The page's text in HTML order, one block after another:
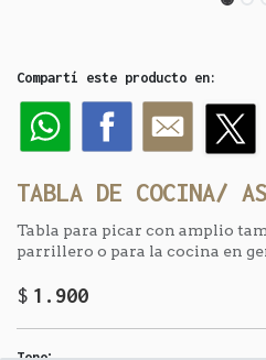
Compartí este producto en:
TABLA DE COCINA/
Tabla para picar con amplio
parrillero o para la cocina en
$1.900